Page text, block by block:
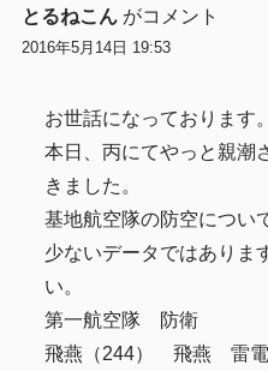
とるねこん がコメント
2016年5月14日 19:53
お世話になっております。
本日、丙にてやっと親潮
きました。
基地航空隊の防空につい
少ないデータではありま
い。
第一航空隊 防衛
飛燕（244） 飛燕 雷